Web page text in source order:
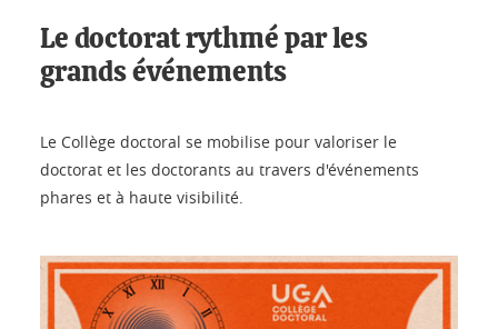
Le doctorat rythmé par les
grands événements
Le Collège doctoral se mobilise pour valoriser le
doctorat et les doctorants au travers d'événements
phares et à haute visibilité.